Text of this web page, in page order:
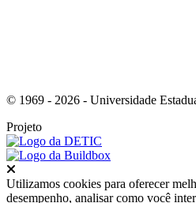
© 1969 - 2026 - Universidade
Projeto
Utilizamos cookies para oferecer
desempenho, analisar como você